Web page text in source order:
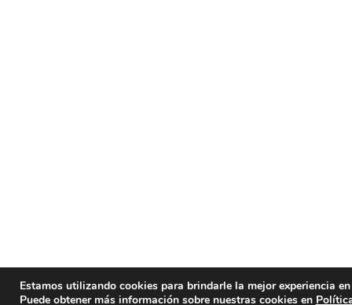
Estamos utilizando cookies para brindarle la mejor experiencia
Puede obtener más información sobre nuestras cookies en